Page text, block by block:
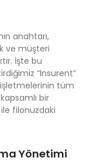
anahtarı,
ve müşteri
İşte bu
“Insurent”
tüm
bir
filonuzdaki
Yönetimi